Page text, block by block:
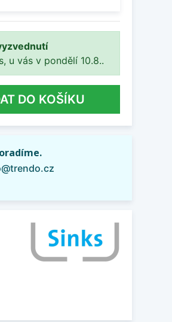
u vás v pondělí 10.8..
DO KOŠÍKU